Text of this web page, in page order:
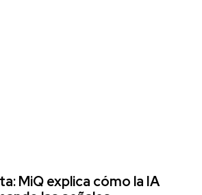
MiQ explica cómo la IA